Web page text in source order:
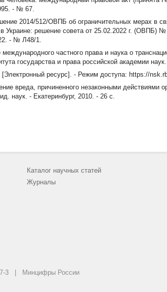
- № 67.
2014/512/ОВПБ об ограничительных мерах в
в Украине: решение совета от 25.02.2022 г.
- № Л48/1.
частного права и наука о
государства и права российской академии
ресурс]. - Режим доступа: https://
вреда, причиненного незаконными действиями
наук. - Екатеринбург, 2010. - 26 с.
3 | Минцифры России
Каталог научных статей
Журналы